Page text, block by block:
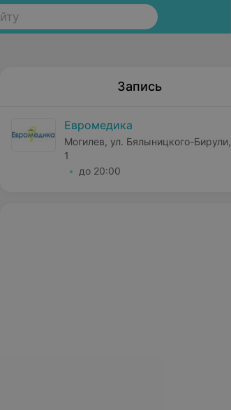
Запись
Евромедика
Могилев, ул. Бялыницкого-Бирули,
1
до 20:00